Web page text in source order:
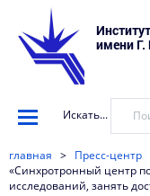
имени
Искать...
главная > Пресс-центр
«Синхротронный центр
исследований, занять